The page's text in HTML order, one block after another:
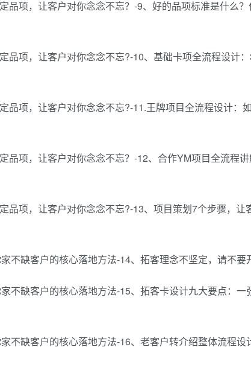
品项，让客户对你念念不忘？-9、好的品项标准是什么
品项，让客户对你念念不忘?-10、基础卡项全流程设计
品项，让客户对你念念不忘?-11.王牌项目全流程设计：
品项，让客户对你念念不忘？-12、合作YM项目全流程
品项，让客户对你念念不忘?-13、项目策划7个步骤，让
不缺客户的核心落地方法-14、拓客理念不坚定，请不要
不缺客户的核心落地方法-15、拓客卡设计九大要点：一
不缺客户的核心落地方法-16、老客户转介绍整体流程